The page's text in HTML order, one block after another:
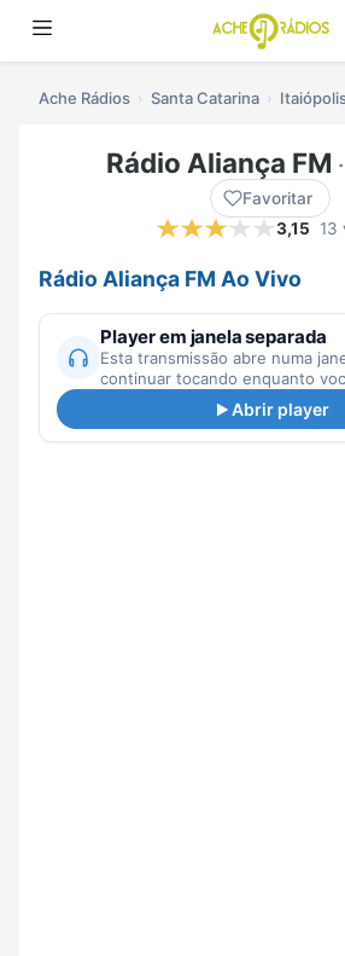
Ache Rádios Santa Catarina
Rádio Aliança FM
Favoritar
3,15
13
Rádio Aliança FM Ao Vivo
Player em janela separada
Esta transmissão abre numa
continuar tocando enquanto
Abrir player